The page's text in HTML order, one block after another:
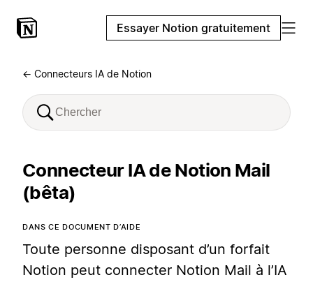
Essayer Notion gratuitement
← Connecteurs IA de Notion
Connecteur IA de Notion Mail
(bêta)
DANS CE DOCUMENT D’AIDE
Toute personne disposant d’un forfait
Notion peut connecter Notion Mail à l’IA